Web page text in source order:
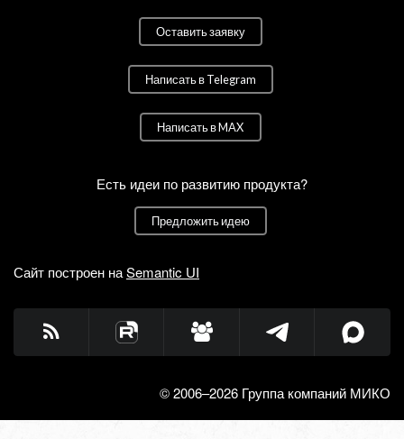
Оставить заявку
Написать в Telegram
Написать в MAX
Есть идеи по развитию продукта?
Предложить идею
Сайт построен наSemantic UI
© 2006–2026 Группа компаний МИКО